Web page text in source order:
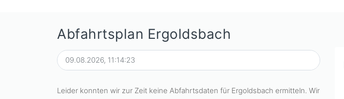
Abfahrtsplan Ergoldsbach
Leider konnten wir zur Zeit keine Abfahrtsdaten für Ergoldsbach ermitteln. Wir